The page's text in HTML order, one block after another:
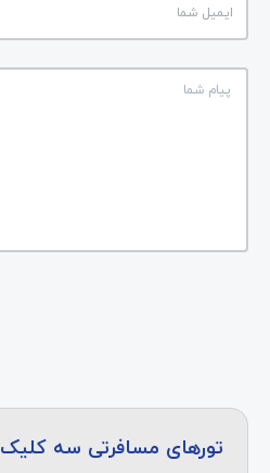
تورهای مسافرتی سه کلیک